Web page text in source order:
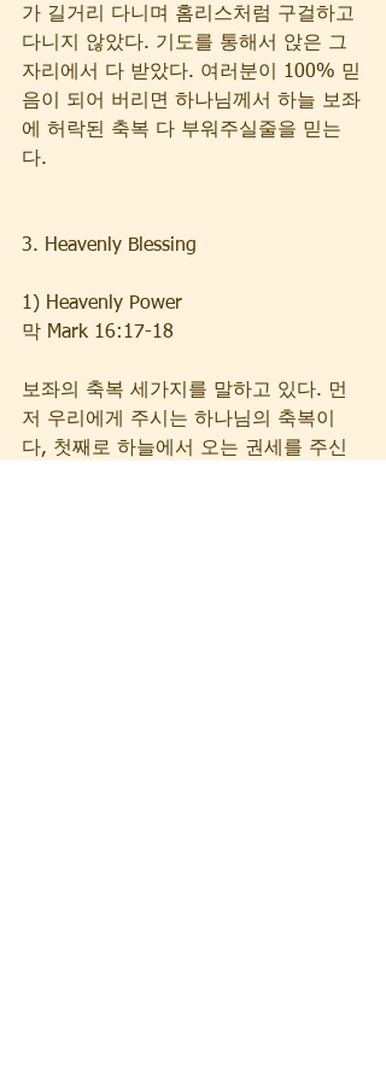
가 길거리 다니며 홈리스처럼 구걸하고
다니지 않았다. 기도를 통해서 앉은 그
자리에서 다 받았다. 여러분이 100% 믿
음이 되어 버리면 하나님께서 하늘 보좌
에 허락된 축복 다 부워주실줄을 믿는
다.
3. Heavenly Blessing
1) Heavenly Power
막 Mark 16:17-18
보좌의 축복 세가지를 말하고 있다. 먼
저 우리에게 주시는 하나님의 축복이
다, 첫째로 하늘에서 오는 권세를 주신